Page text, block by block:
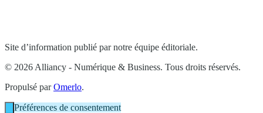
Site d’information publié par notre équipe éditoriale.
© 2026 Alliancy - Numérique & Business. Tous droits réservés.
Propulsé parOmerlo.
Préférences de consentement